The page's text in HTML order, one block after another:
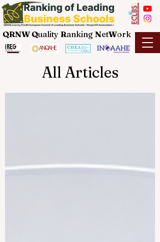
QRNW Quality Ranking NetWork
All Articles